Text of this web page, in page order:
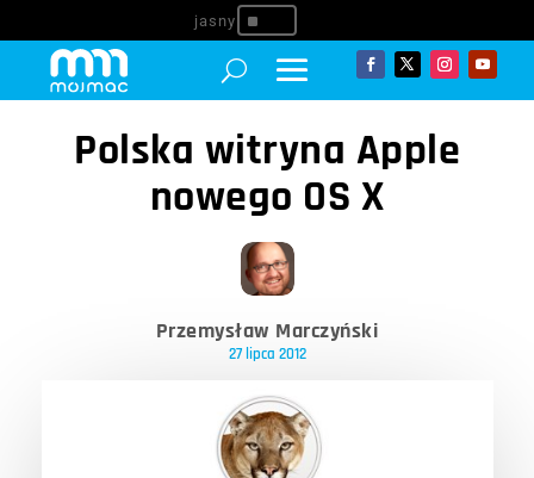
^
Polska witryna Apple
nowego OS X
Przemysław Marczyński
27 lipca 2012